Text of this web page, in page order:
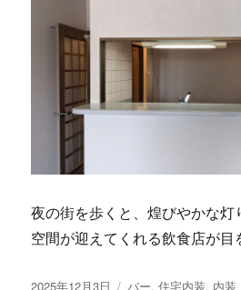
夜の街を歩くと、煌びやかな灯
空間が迎えてくれる飲食店が
投
2025年12月3日
カ
バー,住宅内装, 内装